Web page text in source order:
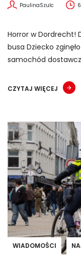
PaulinaSzulc
Horror w Dordrecht!
busa Dziecko
samochód
CZYTAJ WIĘCEJ
WIADOMOŚCI